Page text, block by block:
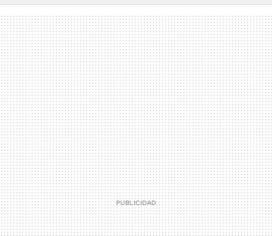
FACEBOOK
TWITTERFLIPBOARD
E-
MAIL
WHATSAPP